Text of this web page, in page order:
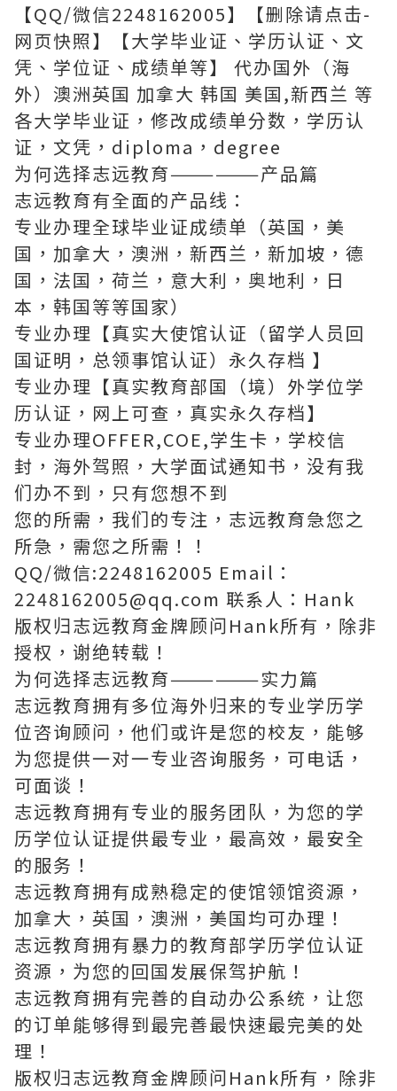
【QQ/微信2248162005】【删除请点击-
网页快照】【大学毕业证、学历认证、文
凭、学位证、成绩单等】 代办国外（海
外）澳洲英国 加拿大 韩国 美国,新西兰 等
各大学毕业证，修改成绩单分数，学历认
证，文凭，diploma，degree
为何选择志远教育——————产品篇
志远教育有全面的产品线：
专业办理全球毕业证成绩单（英国，美
国，加拿大，澳洲，新西兰，新加坡，德
国，法国，荷兰，意大利，奥地利，日
本，韩国等等国家）
专业办理【真实大使馆认证（留学人员回
国证明，总领事馆认证）永久存档 】
专业办理【真实教育部国（境）外学位学
历认证，网上可查，真实永久存档】
专业办理OFFER,COE,学生卡，学校信
封，海外驾照，大学面试通知书，没有我
们办不到，只有您想不到
您的所需，我们的专注，志远教育急您之
所急，需您之所需！！
QQ/微信:2248162005 Email：
2248162005@qq.com 联系人：Hank
版权归志远教育金牌顾问Hank所有，除非
授权，谢绝转载！
为何选择志远教育——————实力篇
志远教育拥有多位海外归来的专业学历学
位咨询顾问，他们或许是您的校友，能够
为您提供一对一专业咨询服务，可电话，
可面谈！
志远教育拥有专业的服务团队，为您的学
历学位认证提供最专业，最高效，最安全
的服务！
志远教育拥有成熟稳定的使馆领馆资源，
加拿大，英国，澳洲，美国均可办理！
志远教育拥有暴力的教育部学历学位认证
资源，为您的回国发展保驾护航！
志远教育拥有完善的自动办公系统，让您
的订单能够得到最完善最快速最完美的处
理！
版权归志远教育金牌顾问Hank所有，除非